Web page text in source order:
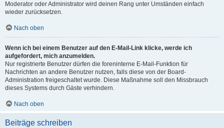
Moderator oder Administrator wird deinen Rang unter Umständen einfach
wieder zurücksetzen.
Nach oben
Wenn ich bei einem Benutzer auf den E-Mail-Link klicke, werde ich
aufgefordert, mich anzumelden.
Nur registrierte Benutzer dürfen die foreninterne E-Mail-Funktion für
Nachrichten an andere Benutzer nutzen, falls diese von der Board-
Administration freigeschaltet wurde. Diese Maßnahme soll den Missbrauch
dieses Systems durch Gäste verhindern.
Nach oben
Beiträge schreiben